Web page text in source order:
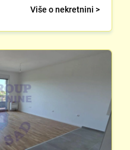
Više o nekretnini >